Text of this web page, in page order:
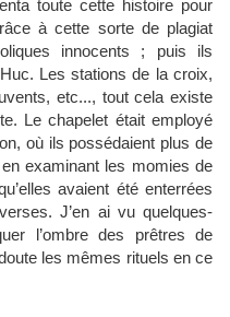
toute cette histoire pour
à cette sorte de plagiat
innocents ; puis ils
Les stations de la croix,
etc..., tout cela existe
Le chapelet était employé
où ils possédaient plus de
examinant les momies de
avaient été enterrées
J’en ai vu quelques-
l’ombre des prêtres de
les mêmes rituels en ce